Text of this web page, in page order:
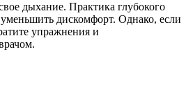
дыхание. Практика глубокого
дискомфорт. Однако, если
упражнения и